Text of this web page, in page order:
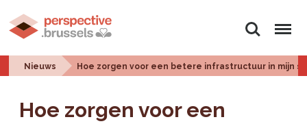
Zoeken Menu
Nieuws Hoe zorgen voor een betere infrastructuur in mijn
Hoe zorgen voor een